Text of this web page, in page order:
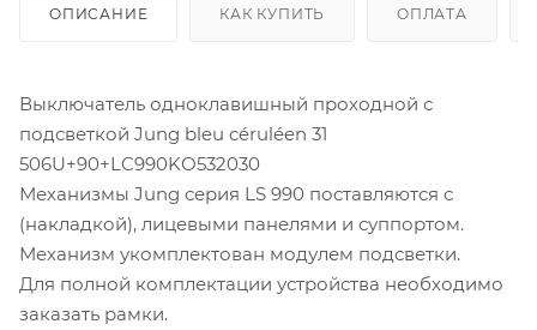
ОПИСАНИЕ КАК КУПИТЬ ОПЛАТА
Выключатель одноклавишный проходной с
подсветкой Jung bleu céruléen 31
506U+90+LC990KO532030
Механизмы Jung серия LS 990 поставляются с
(накладкой), лицевыми панелями и суппортом.
Механизм укомплектован модулем подсветки.
Для полной комплектации устройства необходимо
заказать рамки.